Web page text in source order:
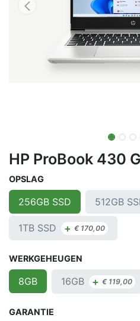
HP ProBook 430
OPSLAG
256GB SSD 512GB
1TB SSD + € 170,00
WERKGEHEUGEN
8GB 16GB + € 119,00
GARANTIE